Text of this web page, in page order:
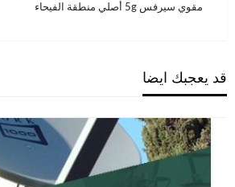
المقالة
مقوي سيرفس 5g أصلي منطقة الفيحاء
قد يعجبك ايضا